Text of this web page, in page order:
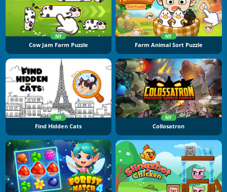
NY
Cow Jam Farm Puzzle
NY
Farm Animal Sort Puzzle
NY
Find Hidden Cats
NY
Collosatron